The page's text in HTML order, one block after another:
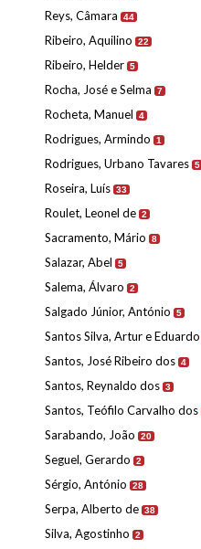
Reys, Câmara 44
Ribeiro, Aquilino 22
Ribeiro, Helder 5
Rocha, José e Selma 7
Rocheta, Manuel 4
Rodrigues, Armindo 1
Rodrigues, Urbano Tavares 5
Roseira, Luís 33
Roulet, Leonel de 2
Sacramento, Mário 8
Salazar, Abel 5
Salema, Álvaro 2
Salgado Júnior, António 5
Santos Silva, Artur e Eduardo
Santos, José Ribeiro dos 4
Santos, Reynaldo dos 3
Santos, Teófilo Carvalho dos
Sarabando, João 20
Seguel, Gerardo 2
Sérgio, António 28
Serpa, Alberto de 38
Silva, Agostinho 2